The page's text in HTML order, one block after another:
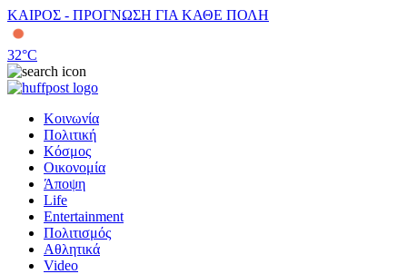
ΚΑΙΡΟΣ - ΠΡΟΓΝΩΣΗ ΓΙΑ ΚΑΘΕ ΠΟΛΗ
32°C
Κοινωνία
Πολιτική
Κόσμος
Οικονομία
Άποψη
Life
Entertainment
Πολιτισμός
Αθλητικά
Video